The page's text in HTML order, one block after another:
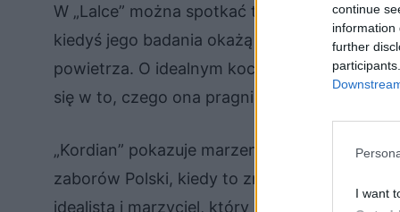
continue
information
further
I want
W „Lalce” można spotkać także innych
kiedyś jego badania okażą się być sukcesem
powietrza. O idealnym kochanku marzy z
się w to, czego ona pragnie.
„Kordian” pokazuje marzenie o wolności
zaborów Polski, kiedy to zniknęła ona z mapy.
idealista i marzyciel, który pragnie zmienić